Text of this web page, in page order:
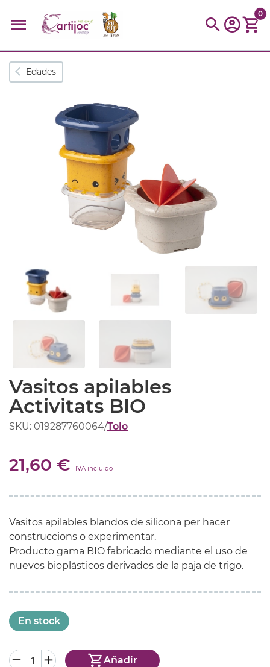
Búsquedas populares
kit kidynight
0
Edades
Vasitos apilables
Activitats BIO
SKU: 019287760064/Tolo
21,60 € IVA incluido
Vasitos apilables blandos de silicona per hacer
construccions o experimentar.
Producto gama BIO fabricado mediante el uso de
nuevos bioplásticos derivados de la paja de trigo.
En stock
Añadir